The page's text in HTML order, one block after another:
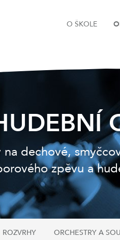
O ŠKOLE
dechové,
zpěvu a
ROZVRHY ORCHESTRY A